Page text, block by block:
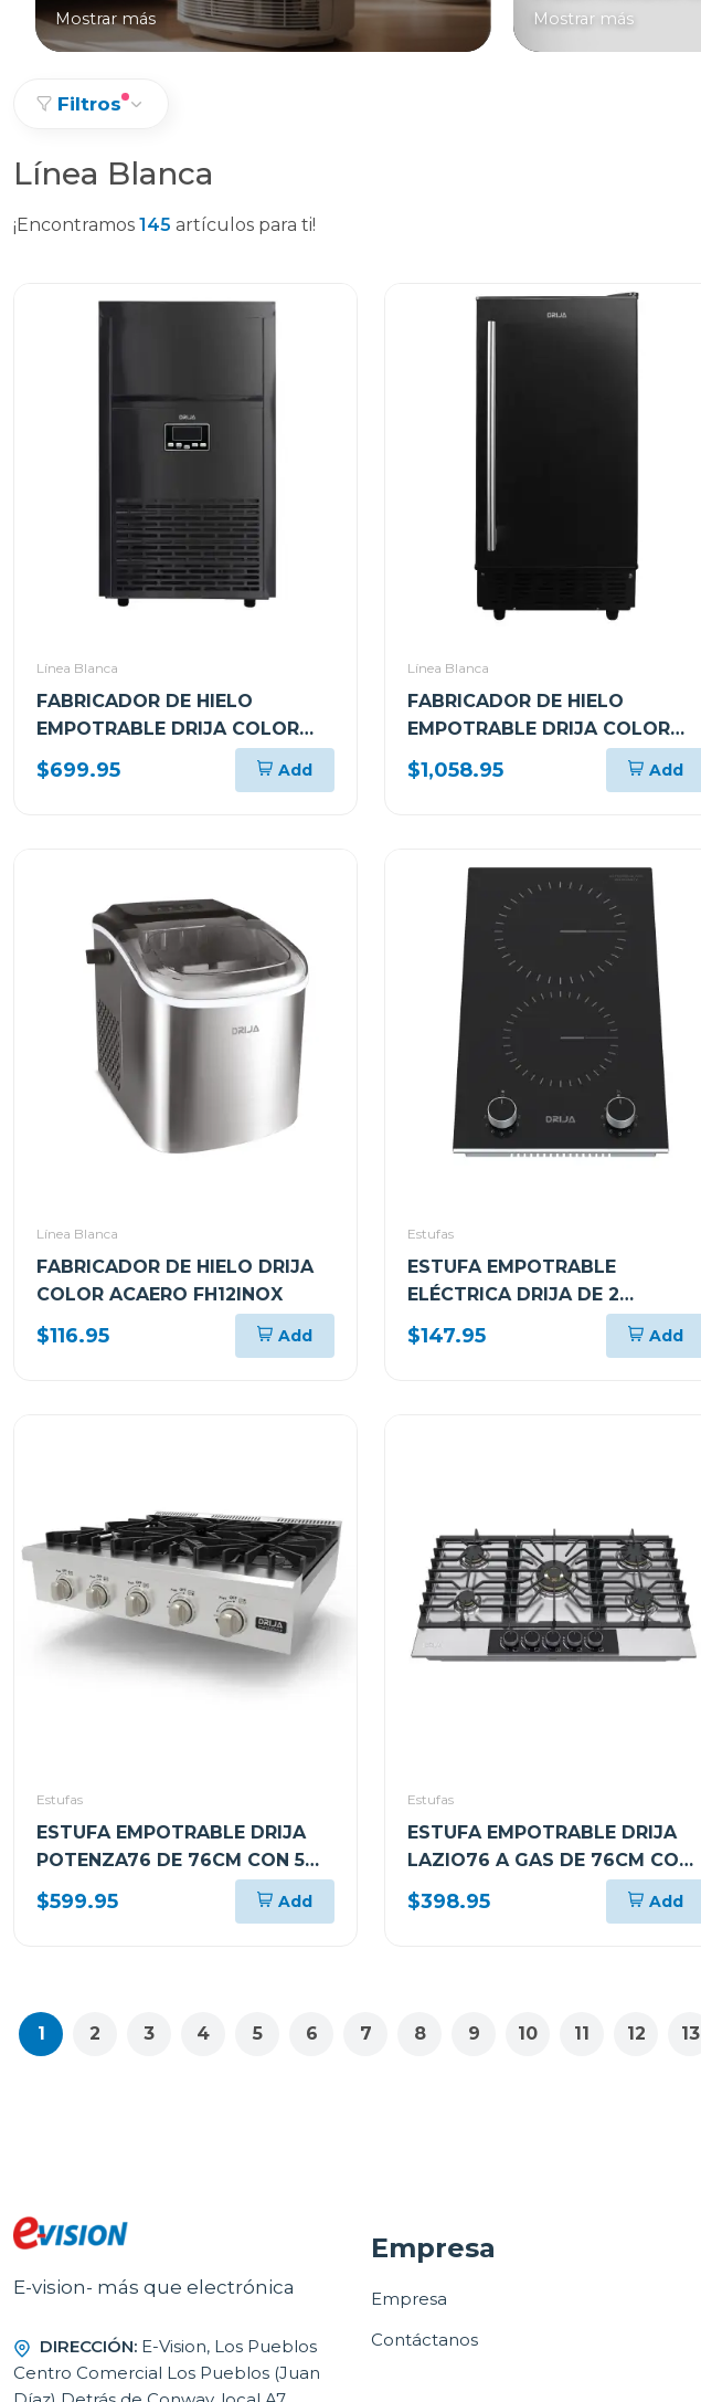
Mostrar más Mostrar más
Filtros
Línea Blanca
¡Encontramos 145 artículos para ti!
Línea Blanca
FABRICADOR DE HIELO
EMPOTRABLE DRIJA COLOR
NEGRO FH45BLACK (ICEMAKER)
$699.95 Add
Línea Blanca
FABRICADOR DE HIELO
EMPOTRABLE DRIJA COLOR
NEGRO FH36BLACK
$1,058.95 Add
Línea Blanca
FABRICADOR DE HIELO DRIJA
COLOR ACAERO FH12INOX
$116.95 Add
Estufas
ESTUFA EMPOTRABLE
ELÉCTRICA DRIJA DE 2
QUEMADORES BARI30
$147.95 Add
Estufas
ESTUFA EMPOTRABLE DRIJA
POTENZA76 DE 76CM CON 5
QUEMADORES
$599.95 Add
Estufas
ESTUFA EMPOTRABLE DRIJA
LAZIO76 A GAS DE 76CM CON
5 QUEMADORES
$398.95 Add
1 2 3 4 5 6 7 8 9 10 11 12 13
E-vision- más que electrónica
DIRECCIÓN: E-Vision, Los Pueblos
Centro Comercial Los Pueblos (Juan
Empresa
Empresa
Contáctanos